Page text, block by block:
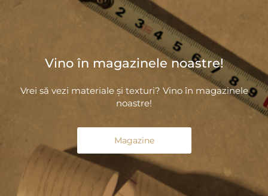
Vino în magazinele noastre!
Vrei să vezi materiale și texturi? Vino în magazinele
noastre!
Magazine